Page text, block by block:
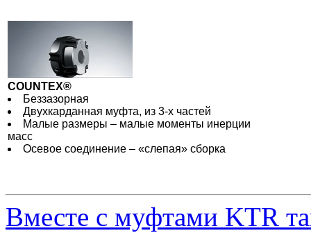
COUNTEX®
Беззазорная
Двухкарданная муфта, из 3-х частей
Малые размеры – малые моменты инерции
масс
Осевое соединение – «слепая» сборка
Вместе с муфтами KTR